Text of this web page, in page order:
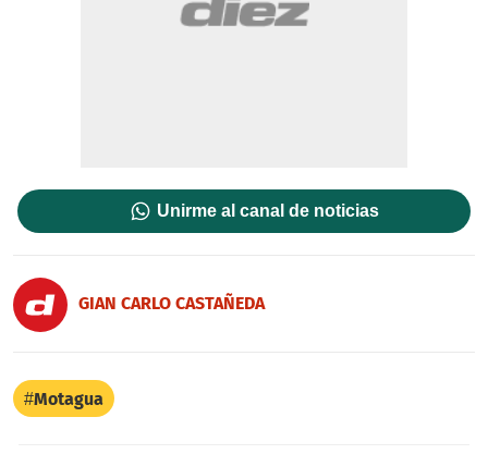
Unirme al canal de noticias
GIAN CARLO CASTAÑEDA
Motagua